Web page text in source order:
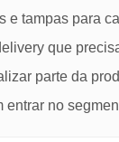
que